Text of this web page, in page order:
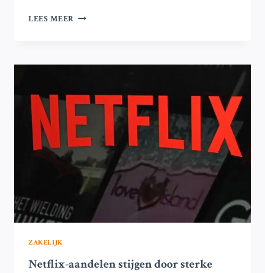
LEES MEER VOLVO’S
AFNAME
EN
BOUWACTIVITEIT
ZAKELIJK
Netflix-aandelen stijgen door sterke